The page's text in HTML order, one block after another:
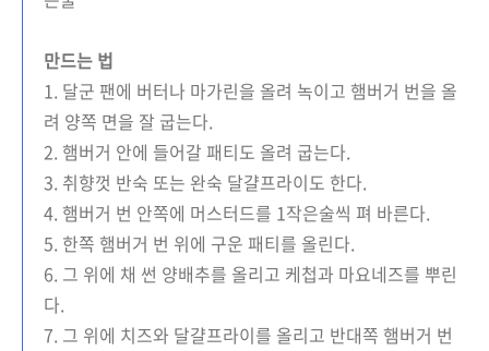
만드는 법
1. 달군 팬에 버터나 마가린을 올려 녹이고 햄버거 번을 올
려 양쪽 면을 잘 굽는다.
2. 햄버거 안에 들어갈 패티도 올려 굽는다.
3. 취향껏 반숙 또는 완숙 달걀프라이도 한다.
4. 햄버거 번 안쪽에 머스터드를 1작은술씩 펴 바른다.
5. 한쪽 햄버거 번 위에 구운 패티를 올린다.
6. 그 위에 채 썬 양배추를 올리고 케첩과 마요네즈를 뿌린
다.
7. 그 위에 치즈와 달걀프라이를 올리고 반대쪽 햄버거 번